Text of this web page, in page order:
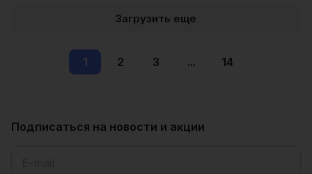
Загрузить еще
1 2 3 ... 14
Подписаться на новости и акции